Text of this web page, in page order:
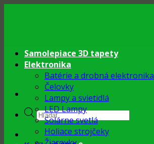
Products
search
Samolepiace 3D tapety
Elektronika
Batérie a drobná elektronika
Čelovky
Lampy a svietidlá
LED Lampy
Solárne svetlá
Holiace strojčeky